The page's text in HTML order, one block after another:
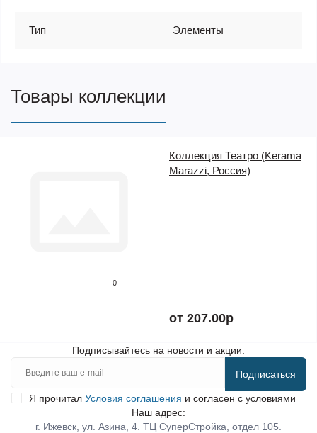
Тип Элементы
Товары коллекции
0
Коллекция Театро (Kerama
Marazzi, Россия)
от 207.00р
Подписывайтесь на новости и акции:
Подписаться
Я прочитал Условия соглашения и согласен с условиями
Наш адрес:
г. Ижевск, ул. Азина, 4. ТЦ СуперСтройка, отдел 105.